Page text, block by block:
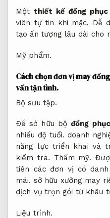
Một thiết kế đồng
viên tự tin khi mặc, Dễ
tạo ấn tượng lâu dài cho
Mỹ phẩm.
Cách chọn đơn vị may
vấn tận tình.
Bộ sưu tập.
Để sở hữu bộđồng
nhiều độ tuổi. doanh
năng lực triển khai và
kiểm tra. Thẩm mỹ.
tiên các đơn vị có
mái. sở hữu xưởng may
dịch vụ trọn gói từ khâu
Liệu trình.